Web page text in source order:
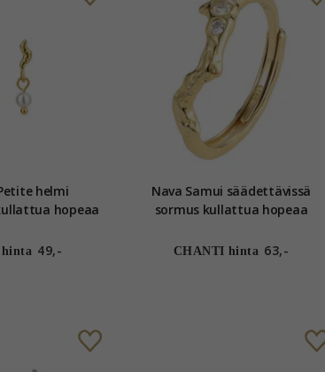
helmi
kullattua hopeaa
49,-
Nava Samui säädettävissä
sormus kullattua hopeaa
CHANTI hinta 63,-